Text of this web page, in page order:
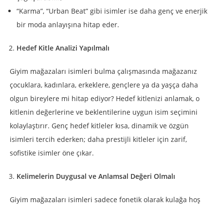
“Karma”, “Urban Beat” gibi isimler ise daha genç ve enerjik
bir moda anlayışına hitap eder.
Hedef Kitle Analizi Yapılmalı
Giyim mağazaları isimleri bulma çalışmasında mağazanız
çocuklara, kadınlara, erkeklere, gençlere ya da yaşça daha
olgun bireylere mi hitap ediyor? Hedef kitlenizi anlamak, o
kitlenin değerlerine ve beklentilerine uygun isim seçimini
kolaylaştırır. Genç hedef kitleler kısa, dinamik ve özgün
isimleri tercih ederken; daha prestijli kitleler için zarif,
sofistike isimler öne çıkar.
Kelimelerin Duygusal ve Anlamsal Değeri Olmalı
Giyim mağazaları isimleri sadece fonetik olarak kulağa hoş